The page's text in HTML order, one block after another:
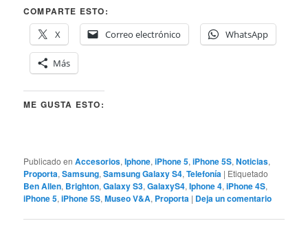
COMPARTE ESTO:
X
Correo electrónico WhatsApp
Más
ME GUSTA ESTO:
Publicado en Accesorios,Iphone,iPhone 5,iPhone 5S,Noticias,
Proporta,Samsung,Samsung Galaxy S4,Telefonía | Etiquetado
Ben Allen, Brighton,Galaxy S3,GalaxyS4,Iphone 4,iPhone 4S,
iPhone 5,iPhone 5S,Museo V&A, Proporta | Deja un comentario